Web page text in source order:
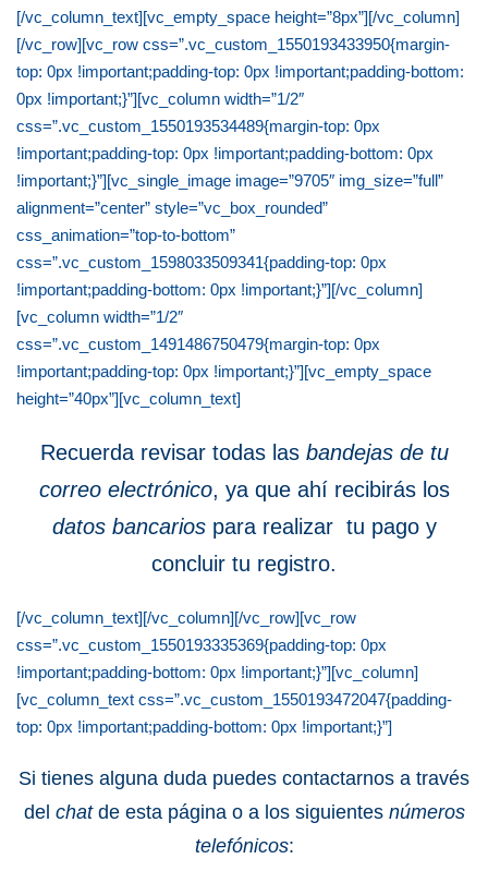
[/vc_column_text][vc_empty_space height=”8px”][/vc_column]
[/vc_row][vc_row css=”.vc_custom_1550193433950{margin-
top: 0px !important;padding-top: 0px !important;padding-bottom:
0px !important;}”][vc_column width=”1/2″
css=”.vc_custom_1550193534489{margin-top: 0px
!important;padding-top: 0px !important;padding-bottom: 0px
!important;}”][vc_single_image image=”9705″ img_size=”full”
alignment=”center” style=”vc_box_rounded”
css_animation=”top-to-bottom”
css=”.vc_custom_1598033509341{padding-top: 0px
!important;padding-bottom: 0px !important;}”][/vc_column]
[vc_column width=”1/2″
css=”.vc_custom_1491486750479{margin-top: 0px
!important;padding-top: 0px !important;}”][vc_empty_space
height=”40px”][vc_column_text]
Recuerda revisar todas las bandejas de tu
correo electrónico, ya que ahí recibirás los
datos bancariospara realizar tu pago y
concluir tu registro.
[/vc_column_text][/vc_column][/vc_row][vc_row
css=”.vc_custom_1550193335369{padding-top: 0px
!important;padding-bottom: 0px !important;}”][vc_column]
[vc_column_text css=”.vc_custom_1550193472047{padding-
top: 0px !important;padding-bottom: 0px !important;}”]
Si tienes alguna duda puedes contactarnos a través
del chatde esta página o a los siguientes números
telefónicos: